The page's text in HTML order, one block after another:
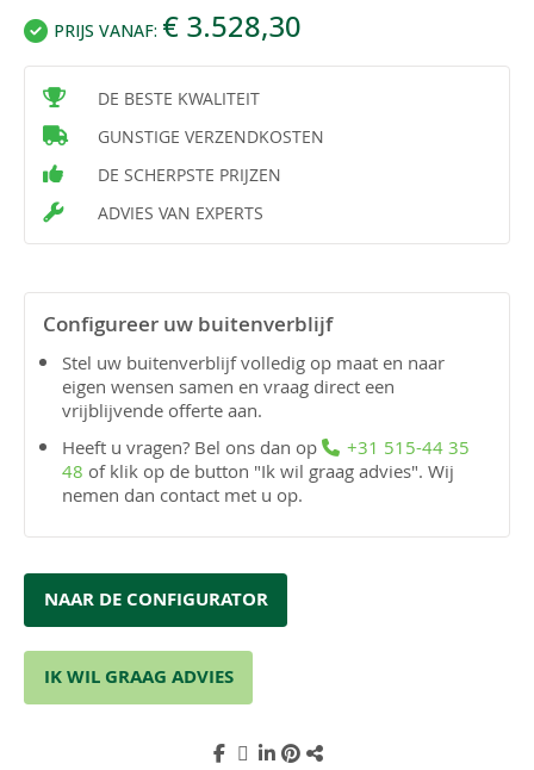
PRIJS VANAF: € 3.528,30
DE BESTE KWALITEIT
GUNSTIGE VERZENDKOSTEN
DE SCHERPSTE PRIJZEN
ADVIES VAN EXPERTS
Configureer uw buitenverblijf
Stel uw buitenverblijf volledig op maat en naar
eigen wensen samen en vraag direct een
vrijblijvende offerte aan.
Heeft u vragen? Bel ons dan op
+31 515-44 35
48 of klik op de button "Ik wil graag advies". Wij
nemen dan contact met u op.
NAAR DE CONFIGURATOR
IK WIL GRAAG ADVIES